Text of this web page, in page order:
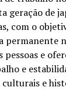
geração de
com o
permanente
pessoas e
e
e